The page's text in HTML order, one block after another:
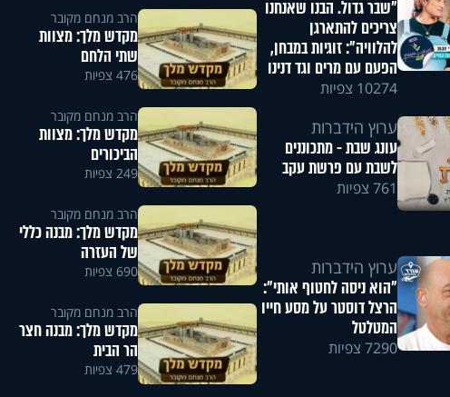
"שבר גדול. הבנו שאנחנו
צריכים להתארגן
להלוויה": זוגיות במבחן,
הפעם עם מרים וגד דנינו
10274 צפיות
ערוץ הידברות
עונג שבת - מתכוננים
לשבת עם פרשת עקב
761 צפיות
ערוץ הידברות
"הוא ניסה לחטוף אותי":
הרצל דוסטר על מסע חייו
המטלטל
7290 צפיות
הרב מנחם מקובר
מקדש מלך: מצוות
שתי הלחם
476 צפיות
הרב מנחם מקובר
מקדש מלך: מצוות
הביכורים
249 צפיות
הרב מנחם מקובר
מקדש מלך: מבנה כללי
של העזרה
690 צפיות
הרב מנחם מקובר
מקדש מלך: מבנה חצר
הר הבית
479 צפיות